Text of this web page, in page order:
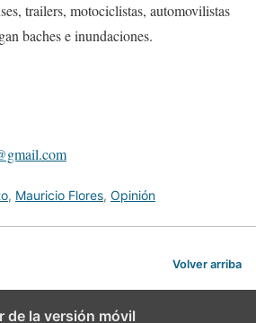
trailers, motociclistas, automovilistas
baches e inundaciones.
com
, Mauricio Flores, Opinión
Volver arriba
de la versión móvil